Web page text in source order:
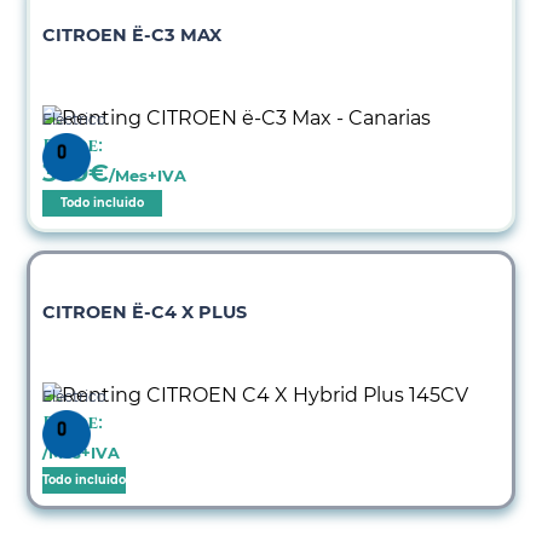
CITROEN Ë-C3 MAX
Eléctrico
Desde:
369€/Mes+IVA
Todo incluido
CITROEN Ë-C4 X PLUS
Eléctrico
Desde:
/Mes+IVA
Todo incluido